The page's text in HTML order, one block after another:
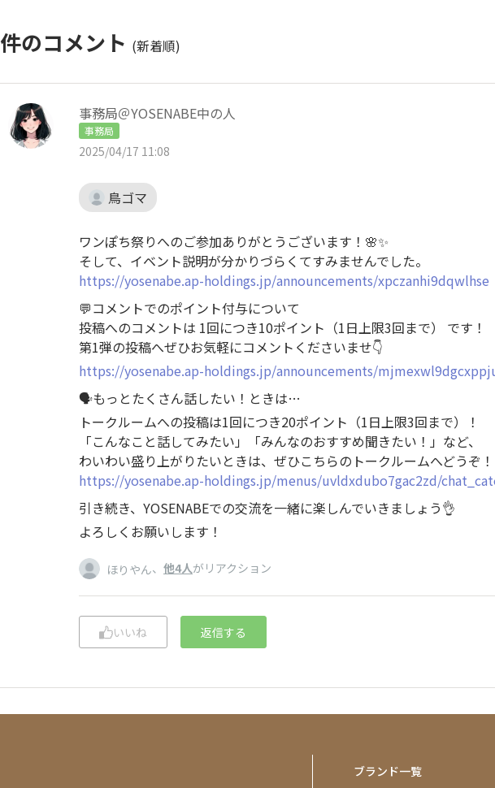
件のコメント (新着順)
事務局＠YOSENABE中の人
事務局
2025/04/17 11:08
鳥ゴマ
ワンぽち祭りへのご参加ありがとうございます！🌸✨
そして、イベント説明が分かりづらくてすみませんでした。
https://yosenabe.ap-holdings.jp/announcements/xpczanhi9dqwlhse
💬コメントでのポイント付与について
投稿へのコメントは 1回につき10ポイント（1日上限3回まで） です！
第1弾の投稿へぜひお気軽にコメントくださいませ👇
https://yosenabe.ap-holdings.jp/announcements/
🗣️もっとたくさん話したい！ときは…
トークルームへの投稿は1回につき20ポイント（1日上限3回まで）！
「こんなこと話してみたい」「みんなのおすすめ聞きたい！」など、
わいわい盛り上がりたいときは、ぜひこちらのトークルームへどうぞ！
https://yosenabe.ap-holdings.jp/menus/uvldxdubo7gac2zd/
引き続き、YOSENABEでの交流を一緒に楽しんでいきましょう👌
よろしくお願いします！
ほりやん、 他4人がリアクション
いいね 返信する
ブランド一覧